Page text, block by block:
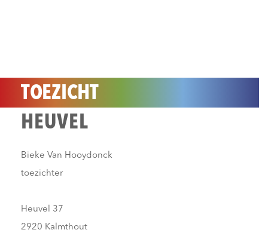
TOEZICHT
HEUVEL
Bieke Van Hooydonck
toezichter
Heuvel 37
2920 Kalmthout